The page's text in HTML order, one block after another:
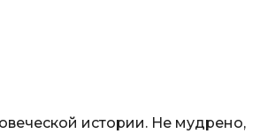
истории. Не мудрено,